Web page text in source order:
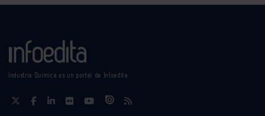
Industria Química es un portal de Infoedita